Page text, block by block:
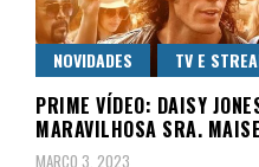
NOVIDADES TV E
PRIME VÍDEO: DAISY
MARAVILHOSA SRA.
MARÇO 3, 2023